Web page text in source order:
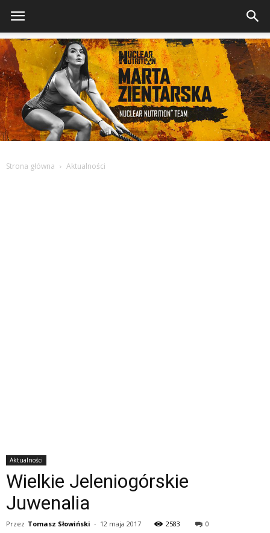
Strona główna Aktualności
Aktualności
Wielkie Jeleniogórskie
Juwenalia
Przez Tomasz Słowiński - 12 maja 2017 2583 0